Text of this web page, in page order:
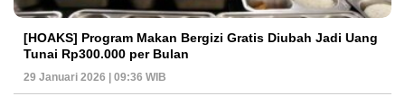
[HOAKS] Program Makan Bergizi Gratis Diubah Jadi Uang
Tunai Rp300.000 per Bulan
29 Januari 2026 | 09:36 WIB